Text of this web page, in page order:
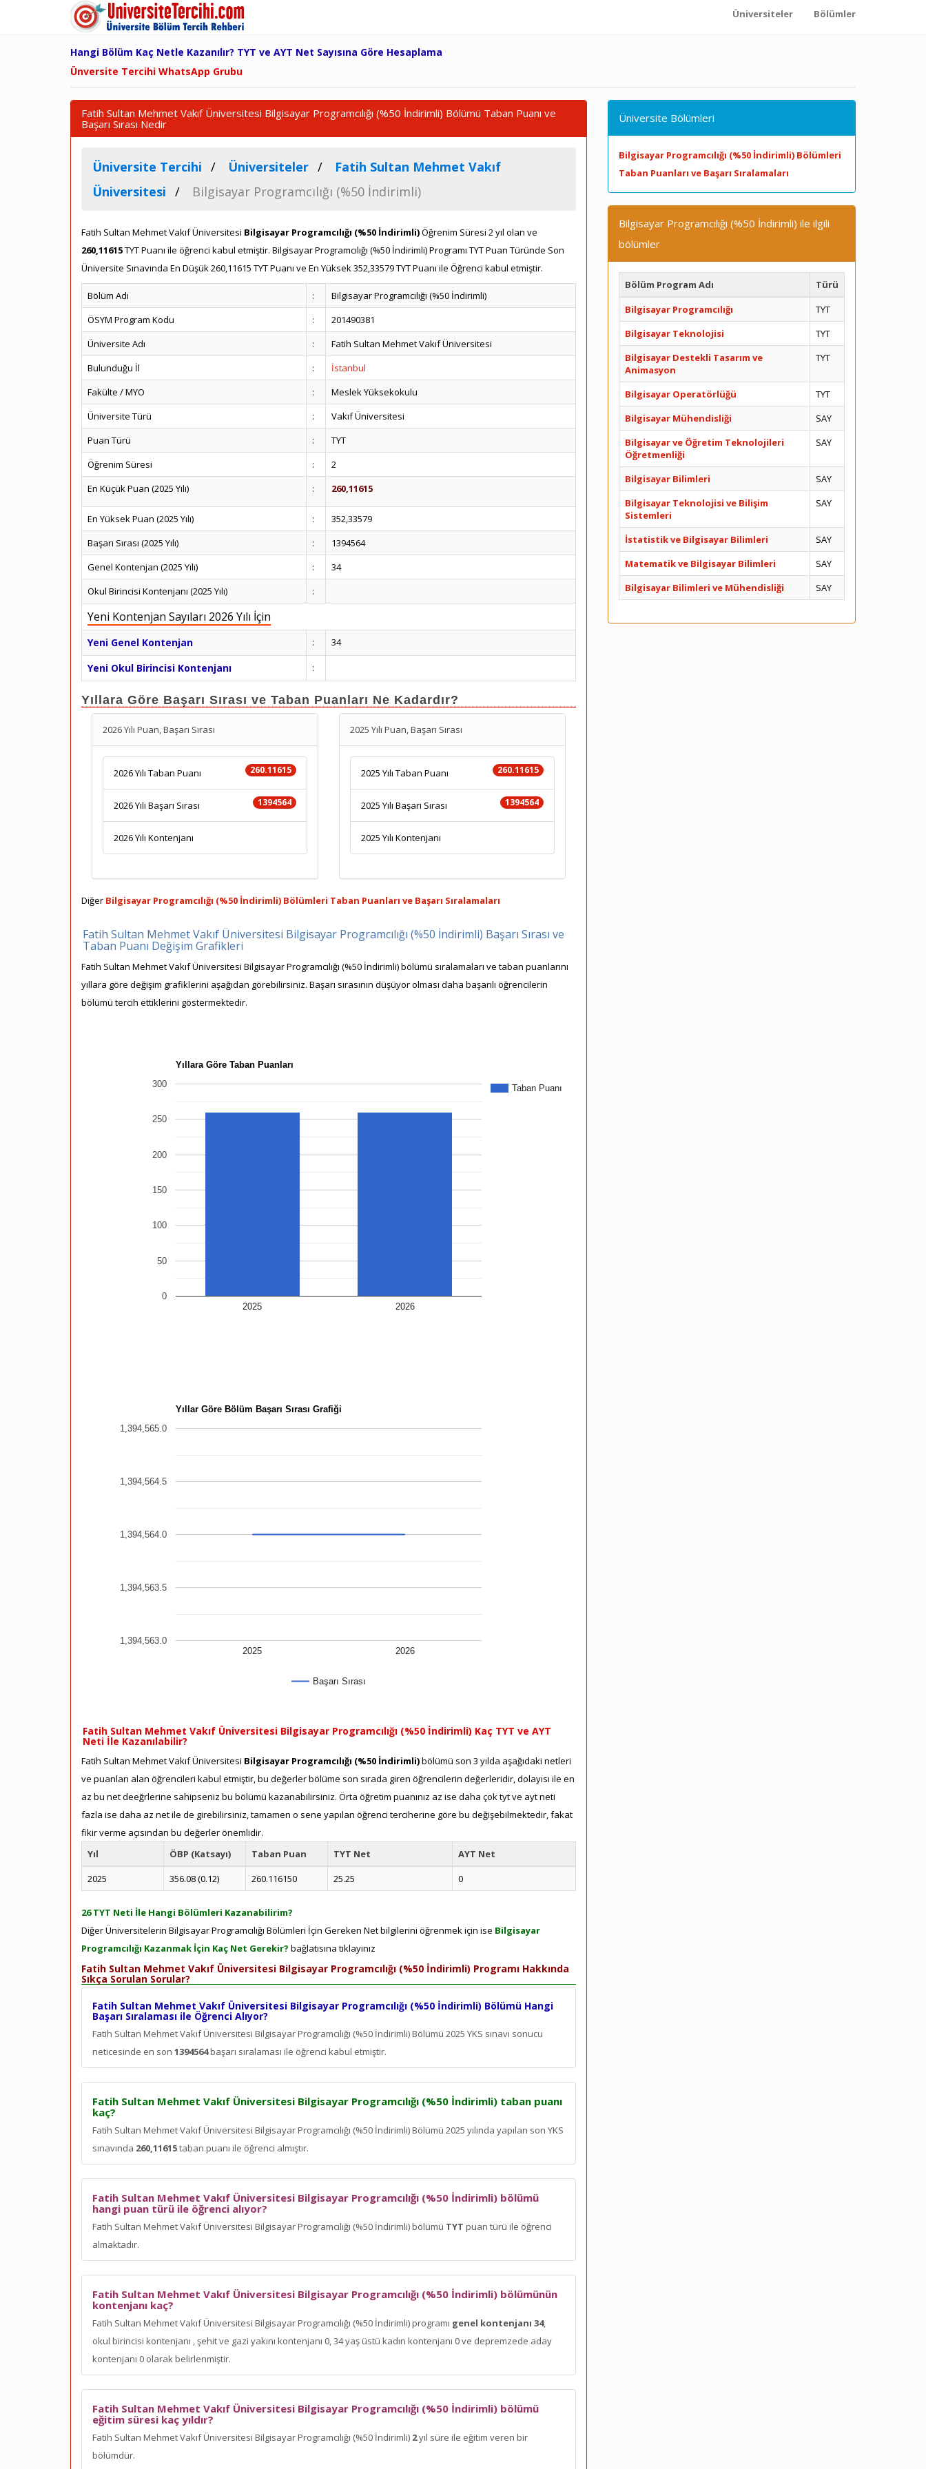
Üniversiteler Bölümler
Hangi Bölüm Kaç Netle Kazanılır? TYT ve AYT Net Sayısına Göre Hesaplama
Ünversite Tercihi WhatsApp Grubu
Fatih Sultan Mehmet Vakıf Üniversitesi Bilgisayar Programcılığı (%50 İndirimli) Bölümü Taban Puanı ve
Başarı Sırası Nedir
Üniversite Tercihi Üniversiteler
Fatih Sultan Mehmet Vakıf
Üniversitesi
Bilgisayar Programcılığı (%50 İndirimli)
Fatih Sultan Mehmet Vakıf Üniversitesi Bilgisayar Programcılığı (%50 İndirimli)Öğrenim Süresi 2 yıl olan ve
260,11615TYT Puanı ile öğrenci kabul etmiştir. Bilgisayar Programcılığı (%50 İndirimli) Programı TYT Puan Türünde Son
Üniversite Sınavında En Düşük 260,11615 TYT Puanı ve En Yüksek 352,33579 TYT Puanı ile Öğrenci kabul etmiştir.
Bölüm Adı :
Bilgisayar Programcılığı (%50 İndirimli)
ÖSYM Program Kodu
:
201490381
Üniversite Adı
:
Fatih Sultan Mehmet Vakıf Üniversitesi
Bulunduğu İl
:
İstanbul
Fakülte / MYO
:
Meslek Yüksekokulu
Üniversite Türü
:
Vakıf Üniversitesi
Puan Türü
:
TYT
Öğrenim Süresi
:
2
En Küçük Puan (2025 Yılı)
: 260,11615
En Yüksek Puan (2025 Yılı) :
352,33579
Başarı Sırası (2025 Yılı)
:
1394564
Genel Kontenjan (2025 Yılı)
:
34
Okul Birincisi Kontenjanı (2025 Yılı)
:
Yeni Kontenjan Sayıları 2026 Yılı İçin
Yeni Genel Kontenjan : 34
Yeni Okul Birincisi Kontenjanı :
Yıllara Göre Başarı Sırası ve Taban Puanları Ne Kadardır?
2026 Yılı Puan, Başarı Sırası
260.11615
2026 Yılı Taban Puanı
1394564
2026 Yılı Başarı Sırası
2026 Yılı Kontenjanı
2025 Yılı Puan, Başarı Sırası
260.11615
2025 Yılı Taban Puanı
1394564
2025 Yılı Başarı Sırası
2025 Yılı Kontenjanı
Diğer Bilgisayar Programcılığı (%50 İndirimli) Bölümleri Taban Puanları ve Başarı Sıralamaları
Fatih Sultan Mehmet Vakıf Üniversitesi Bilgisayar Programcılığı (%50 İndirimli) Başarı Sırası ve
Taban Puanı Değişim Grafikleri
Fatih Sultan Mehmet Vakıf Üniversitesi Bilgisayar Programcılığı (%50 İndirimli) bölümü sıralamaları ve taban puanlarını
yıllara göre değişim grafiklerini aşağıdan görebilirsiniz. Başarı sırasının düşüyor olması daha başarılı öğrencilerin
bölümü tercih ettiklerini göstermektedir.
Yıllara Göre Taban Puanları
Taban Puanı
2025 2026
0
50
100
150
200
250
300
Yıllar Göre Bölüm Başarı Sırası Grafiği
Başarı Sırası
2025 2026
1,394,563.0
1,394,563.5
1,394,564.0
1,394,564.5
1,394,565.0
Fatih Sultan Mehmet Vakıf Üniversitesi Bilgisayar Programcılığı (%50 İndirimli) Kaç TYT ve AYT
Neti İle Kazanılabilir?
Fatih Sultan Mehmet Vakıf Üniversitesi Bilgisayar Programcılığı (%50 İndirimli)bölümü son 3 yılda aşağıdaki netleri
ve puanları alan öğrencileri kabul etmiştir, bu değerler bölüme son sırada giren öğrencilerin değerleridir, dolayısı ile en
az bu net deeğrlerine sahipseniz bu bölümü kazanabilirsiniz. Örta öğretim puanınız az ise daha çok tyt ve ayt neti
fazla ise daha az net ile de girebilirsiniz, tamamen o sene yapılan öğrenci terciherine göre bu değişebilmektedir, fakat
fikir verme açısından bu değerler önemlidir.
Yıl
ÖBP (Katsayı) Taban Puan TYT Net
AYT Net
2025
356.08 (0.12) 260.116150 25.25 0
26 TYT Neti İle Hangi Bölümleri Kazanabilirim?
Diğer Üniversitelerin Bilgisayar Programcılığı Bölümleri İçin Gereken Net bilgilerini öğrenmek için ise Bilgisayar
Programcılığı Kazanmak İçin Kaç Net Gerekir? bağlatısına tıklayınız
Fatih Sultan Mehmet Vakıf Üniversitesi Bilgisayar Programcılığı (%50 İndirimli) Programı Hakkında
Sıkça Sorulan Sorular?
Fatih Sultan Mehmet Vakıf Üniversitesi Bilgisayar Programcılığı (%50 İndirimli) Bölümü Hangi
Başarı Sıralaması ile Öğrenci Alıyor?
Fatih Sultan Mehmet Vakıf Üniversitesi Bilgisayar Programcılığı (%50 İndirimli) Bölümü 2025 YKS sınavı sonucu
neticesinde en son 1394564başarı sıralaması ile öğrenci kabul etmiştir.
Fatih Sultan Mehmet Vakıf Üniversitesi Bilgisayar Programcılığı (%50 İndirimli) taban puanı
kaç?
Fatih Sultan Mehmet Vakıf Üniversitesi Bilgisayar Programcılığı (%50 İndirimli) Bölümü 2025 yılında yapılan son YKS
sınavında 260,11615taban puanı ile öğrenci almıştır.
Fatih Sultan Mehmet Vakıf Üniversitesi Bilgisayar Programcılığı (%50 İndirimli) bölümü
hangi puan türü ile öğrenci alıyor?
Fatih Sultan Mehmet Vakıf Üniversitesi Bilgisayar Programcılığı (%50 İndirimli) bölümü TYT puan türü ile öğrenci
almaktadır.
Fatih Sultan Mehmet Vakıf Üniversitesi Bilgisayar Programcılığı (%50 İndirimli) bölümünün
kontenjanı kaç?
Fatih Sultan Mehmet Vakıf Üniversitesi Bilgisayar Programcılığı (%50 İndirimli) programı genel kontenjanı 34,
okul birincisi kontenjanı , şehit ve gazi yakını kontenjanı 0, 34 yaş üstü kadın kontenjanı 0 ve depremzede aday
kontenjanı 0 olarak belirlenmiştir.
Fatih Sultan Mehmet Vakıf Üniversitesi Bilgisayar Programcılığı (%50 İndirimli) bölümü
eğitim süresi kaç yıldır?
Fatih Sultan Mehmet Vakıf Üniversitesi Bilgisayar Programcılığı (%50 İndirimli) 2yıl süre ile eğitim veren bir
bölümdür.
Üniversite Bölümleri
Bilgisayar Programcılığı (%50 İndirimli) Bölümleri
Taban Puanları ve Başarı Sıralamaları
Bilgisayar Programcılığı (%50 İndirimli) ile ilgili
bölümler
Bölüm Program Adı
Türü
Bilgisayar Programcılığı
TYT
Bilgisayar Teknolojisi
TYT
Bilgisayar Destekli Tasarım ve
Animasyon
TYT
Bilgisayar Operatörlüğü
TYT
Bilgisayar Mühendisliği
SAY
Bilgisayar ve Öğretim Teknolojileri
Öğretmenliği
SAY
Bilgisayar Bilimleri
SAY
Bilgisayar Teknolojisi ve Bilişim
Sistemleri
SAY
İstatistik ve Bilgisayar Bilimleri
SAY
Matematik ve Bilgisayar Bilimleri
SAY
Bilgisayar Bilimleri ve Mühendisliği
SAY